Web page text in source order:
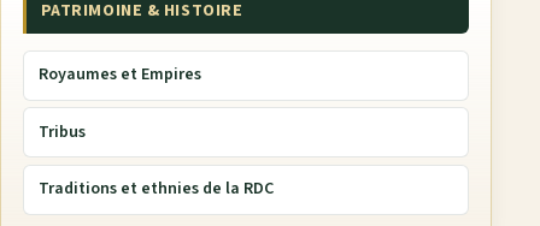
PATRIMOINE & HISTOIRE
Royaumes et Empires
Tribus
Traditions et ethnies de la RDC